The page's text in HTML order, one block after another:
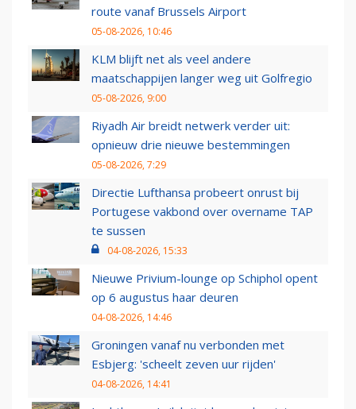
route vanaf Brussels Airport
05-08-2026, 10:46
KLM blijft net als veel andere
maatschappijen langer weg uit Golfregio
05-08-2026, 9:00
Riyadh Air breidt netwerk verder uit:
opnieuw drie nieuwe bestemmingen
05-08-2026, 7:29
Directie Lufthansa probeert onrust bij
Portugese vakbond over overname TAP
te sussen
04-08-2026, 15:33
Nieuwe Privium-lounge op Schiphol opent
op 6 augustus haar deuren
04-08-2026, 14:46
Groningen vanaf nu verbonden met
Esbjerg: 'scheelt zeven uur rijden'
04-08-2026, 14:41